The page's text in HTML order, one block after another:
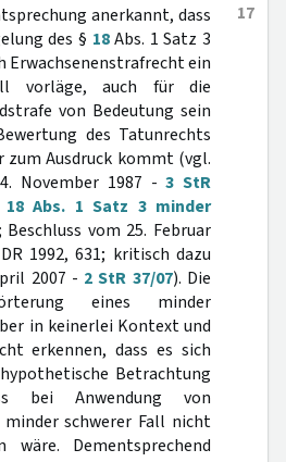
17
anerkannt, dass
des § 18Abs. 1 Satz 3
Erwachsenenstrafrecht ein
vorläge, auch für die
von Bedeutung sein
des Tatunrechts
zum Ausdruck kommt (vgl.
November 1987 -3 StR
18 Abs. 1 Satz 3 minder
Beschluss vom 25. Februar
1992, 631; kritisch dazu
2007 - 2 StR 37/07). Die
eines minder
in keinerlei Kontext und
erkennen, dass es sich
Betrachtung
bei Anwendung von
minder schwerer Fall nicht
wäre. Dementsprechend